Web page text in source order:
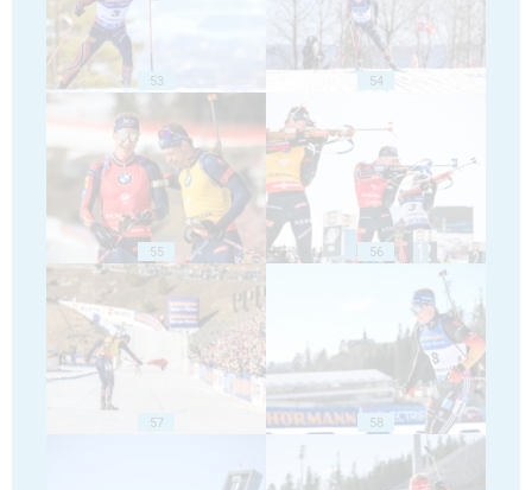
53 54
55 56
57 58